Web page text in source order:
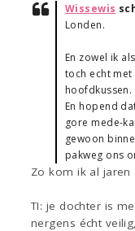
Wissewis
Londen.
En zowel ik
toch echt
hoofdkussen.
En hopend
gore mede-
gewoon
pakweg ons
Zo kom ik al jaren
TI: je dochter is
nergens écht